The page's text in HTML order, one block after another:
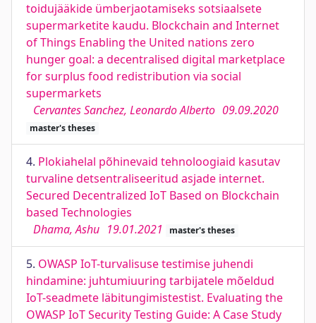
toidujääkide ümberjaotamiseks sotsiaalsete
supermarketite kaudu. Blockchain and Internet
of Things Enabling the United nations zero
hunger goal: a decentralised digital marketplace
for surplus food redistribution via social
supermarkets
Cervantes Sanchez, Leonardo Alberto 09.09.2020
master's theses
4. Plokiahelal põhinevaid tehnoloogiaid kasutav
turvaline detsentraliseeritud asjade internet.
Secured Decentralized IoT Based on Blockchain
based Technologies
Dhama, Ashu 19.01.2021 master's theses
5. OWASP IoT-turvalisuse testimise juhendi
hindamine: juhtumiuuring tarbijatele mõeldud
IoT-seadmete läbitungimistestist. Evaluating the
OWASP IoT Security Testing Guide: A Case Study